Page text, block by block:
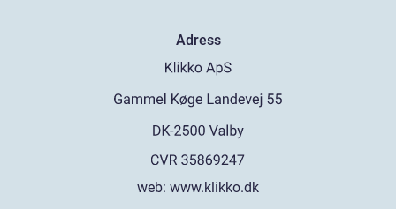
Adress
web: www.klikko.dk